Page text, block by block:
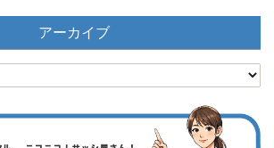
アーカイブ